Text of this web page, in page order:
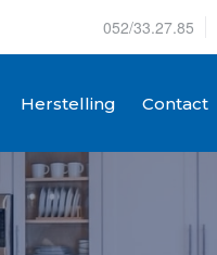
052/33.27.85
Herstelling Contact